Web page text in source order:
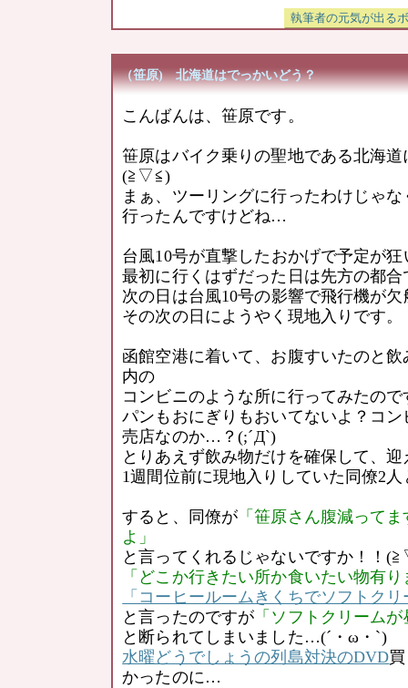
（笹原) 北海道はでっかいどう？
こんばんは、笹原です。
笹原はバイク乗りの聖地である北海
(≧▽≦)
まぁ、ツーリングに行ったわけじゃ
行ったんですけどね…
台風10号が直撃したおかげで予定が
最初に行くはずだった日は先方の都合
次の日は台風10号の影響で飛行機が
その次の日にようやく現地入りです。
函館空港に着いて、お腹すいたのと
内の
コンビニのような所に行ってみたの
パンもおにぎりもおいてないよ？コ
売店なのか…？(;´Д`)
とりあえず飲み物だけを確保して、
1週間位前に現地入りしていた同僚2人
すると、同僚が 「笹原さん腹減って
よ」
と言ってくれるじゃないですか！！
「どこか行きたい所か食いたい物有
「コーヒールームきくちでソフトク
と言ったのですが 「ソフトクリーム
と断られてしまいました…(´・ω・`)
水曜どうでしょうの列島対決のDVD
かったのに…